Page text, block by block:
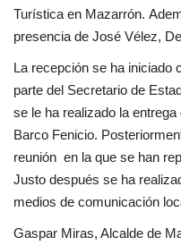
Turística en Mazarrón.
presencia de José Vélez,
La recepción se ha iniciado
parte del Secretario de
se le ha realizado la
Barco Fenicio.
reunión en la que se han
Justo después se ha
medios de comunicación
Gaspar Miras, Alcalde de